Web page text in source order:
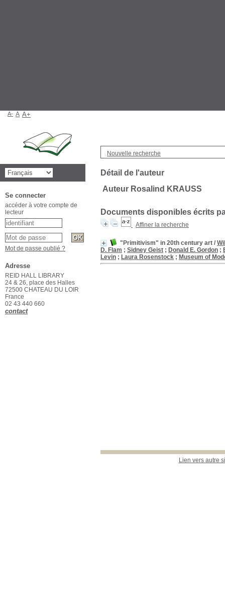
Nouvelle recherche
Détail de l'auteur
Auteur Rosalind KRAUSS
Documents disponibles écrits
Affiner la recherche
"Primitivism" in 20th century art /
D. Flam ; Sidney Geist ; Donald E. Gordon ;
Levin ; Laura Rosenstock ; Museum of
Lien vers autre
A- A A+
Se connecter
accéder à votre compte de
lecteur
Mot de passe oublié ?
Adresse
REID HALL LIBRARY
24 & 26, place des Halles
72500 CHATEAU DU LOIR
France
02 43 440 660
contact